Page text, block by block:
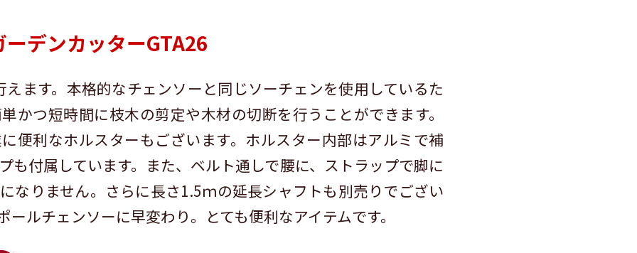
デンカッターGTA26
ます。本格的なチェンソーと同じソーチェンを使用しているた
かつ短時間に枝木の剪定や木材の切断を行うことができます。
便利なホルスターもございます。ホルスター内部はアルミで補
も付属しています。また、ベルト通しで腰に、ストラップで脚に
なりません。さらに長さ1.5ｍの延長シャフトも別売りでござい
ルチェンソーに早変わり。とても便利なアイテムです。